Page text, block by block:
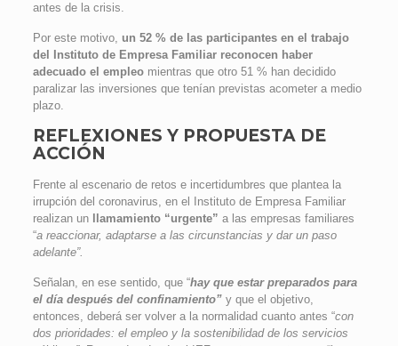
antes de la crisis.
Por este motivo, un 52 % de las participantes en el trabajo
del Instituto de Empresa Familiar reconocen haber
adecuado el empleomientras que otro 51 % han decidido
paralizar las inversiones que tenían previstas acometer a medio
plazo.
REFLEXIONES Y PROPUESTA DE
ACCIÓN
Frente al escenario de retos e incertidumbres que plantea la
irrupción del coronavirus, en el Instituto de Empresa Familiar
realizan un
llamamiento “urgente” a las empresas familiares
“a reaccionar, adaptarse a las circunstancias y dar un paso
adelante”.
Señalan, en ese sentido, que “hay que estar preparados para
el día después del confinamiento”y que el objetivo,
entonces, deberá ser volver a la normalidad cuanto antes “con
dos prioridades: el empleo y la sostenibilidad de los servicios